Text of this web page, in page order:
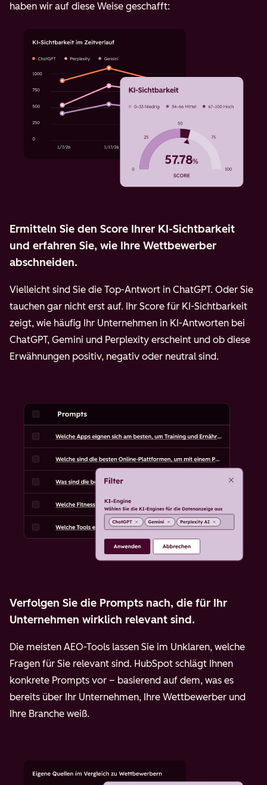
haben wir auf diese Weise geschafft:
Ermitteln Sie den Score Ihrer KI-Sichtbarkeit
und erfahren Sie, wie Ihre Wettbewerber
abschneiden.
Vielleicht sind Sie die Top-Antwort in ChatGPT. Oder Sie
tauchen gar nicht erst auf. Ihr Score für KI-Sichtbarkeit
zeigt, wie häufig Ihr Unternehmen in KI-Antworten bei
ChatGPT, Gemini und Perplexity erscheint und ob diese
Erwähnungen positiv, negativ oder neutral sind.
Verfolgen Sie die Prompts nach, die für Ihr
Unternehmen wirklich relevant sind.
Die meisten AEO-Tools lassen Sie im Unklaren, welche
Fragen für Sie relevant sind. HubSpot schlägt Ihnen
konkrete Prompts vor – basierend auf dem, was es
bereits über Ihr Unternehmen, Ihre Wettbewerber und
Ihre Branche weiß.